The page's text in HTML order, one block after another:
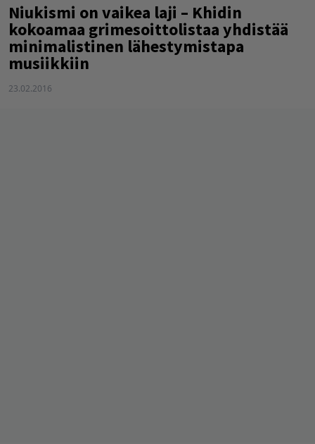
Niukismi on vaikea laji – Khidin
kokoamaa grimesoittolistaa yhdistää
minimalistinen lähestymistapa
musiikkiin
23.02.2016